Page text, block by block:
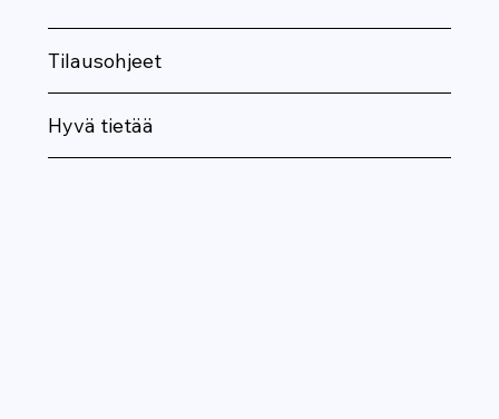
Tilausohjeet
Hyvä tietää